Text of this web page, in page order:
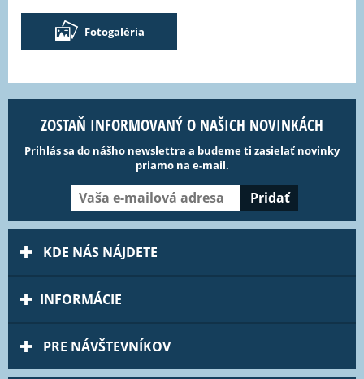
Fotogaléria
ZOSTAŇ INFORMOVANÝ O NAŠICH NOVINKÁCH
Prihlás sa do nášho newslettra a budeme ti zasielať novinky
priamo na e-mail.
KDE NÁS NÁJDETE
INFORMÁCIE
PRE NÁVŠTEVNÍKOV